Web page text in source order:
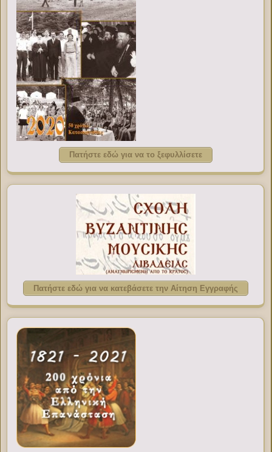
Πατήστε εδώ για να το ξεφυλλίσετε
Πατήστε εδώ για να κατεβάσετε την Αίτηση Εγγραφής